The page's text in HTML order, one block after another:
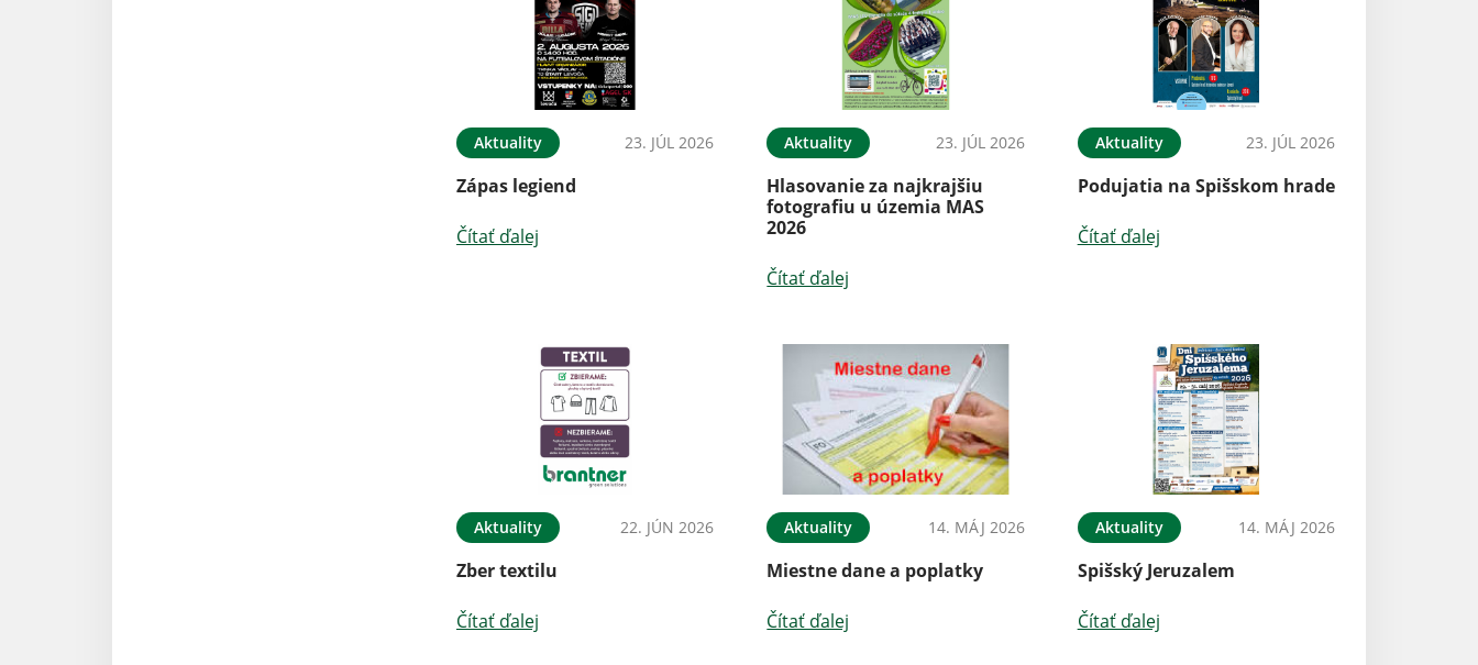
Aktuality 23. JÚL 2026
Zápas legiend
Čítať ďalej
Aktuality 23. JÚL 2026
Hlasovanie za najkrajšiu
fotografiu u územia MAS
2026
Čítať ďalej
Aktuality 23. JÚL 2026
Podujatia na Spišskom hrade
Čítať ďalej
Aktuality 22. JÚN 2026
Zber textilu
Čítať ďalej
Aktuality 14. MÁJ 2026
Miestne dane a poplatky
Čítať ďalej
Aktuality 14. MÁJ 2026
Spišský Jeruzalem
Čítať ďalej